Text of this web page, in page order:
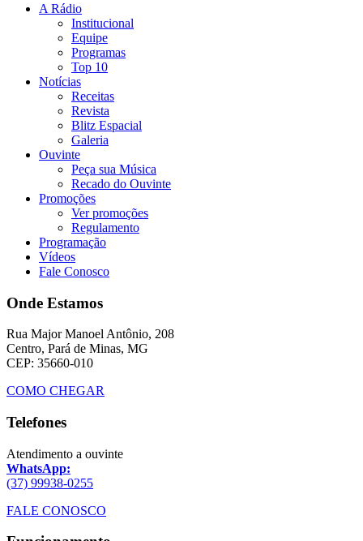
A Rádio
Institucional
Equipe
Programas
Top 10
Notícias
Receitas
Revista
Blitz Espacial
Galeria
Ouvinte
Peça sua Música
Recado do Ouvinte
Promoções
Ver promoções
Regulamento
Programação
Vídeos
Fale Conosco
Onde Estamos
Rua Major Manoel Antônio, 208
Centro, Pará de Minas, MG
CEP: 35660-010
COMO CHEGAR
Telefones
Atendimento a ouvinte
WhatsApp:
(37) 99938-0255
FALE CONOSCO